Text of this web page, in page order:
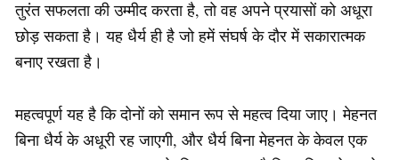
तुरंत सफलता की उम्मीद करता है, तो वह अपने प्रयासों को अधूरा
छोड़ सकता है। यह धैर्य ही है जो हमें संघर्ष के दौर में सकारात्मक
बनाए रखता है।
महत्वपूर्ण यह है कि दोनों को समान रूप से महत्व दिया जाए। मेहनत
बिना धैर्य के अधूरी रह जाएगी, और धैर्य बिना मेहनत के केवल एक